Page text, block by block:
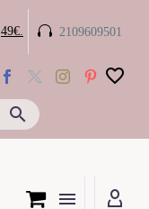
49€. 
 2109609501